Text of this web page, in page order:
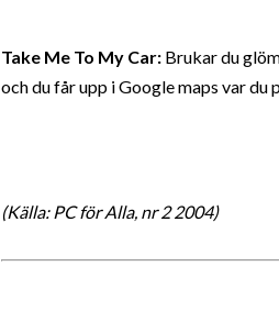
Take Me To My Car: Brukar du
och du får upp i Google maps var du
(Källa: PC för Alla, nr 2 2004)